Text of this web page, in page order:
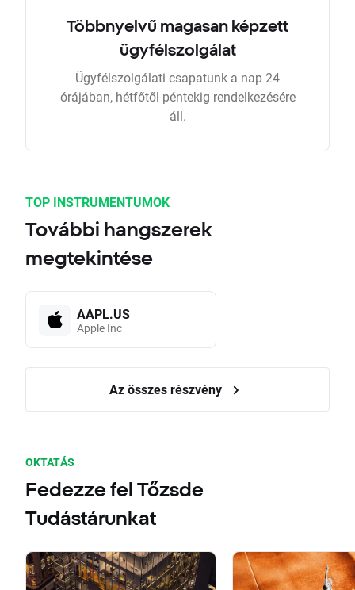
Többnyelvű magasan képzett
ügyfélszolgálat
Ügyfélszolgálati csapatunk a nap 24
órájában, hétfőtől péntekig rendelkezésére
áll.
TOP INSTRUMENTUMOK
További hangszerek
megtekintése
AAPL.US
Apple Inc
Az összes részvény
OKTATÁS
Fedezze fel Tőzsde
Tudástárunkat